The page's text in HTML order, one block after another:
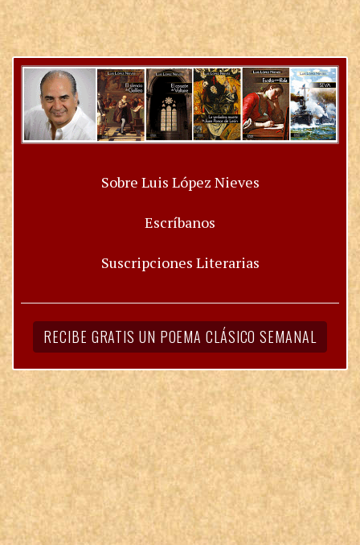
Sobre Luis López Nieves
Escríbanos
Suscripciones Literarias
RECIBE GRATIS UN POEMA CLÁSICO SEMANAL